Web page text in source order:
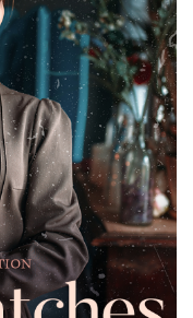
Entire Collection
(1783 Overlays)
Large 6000*4000px